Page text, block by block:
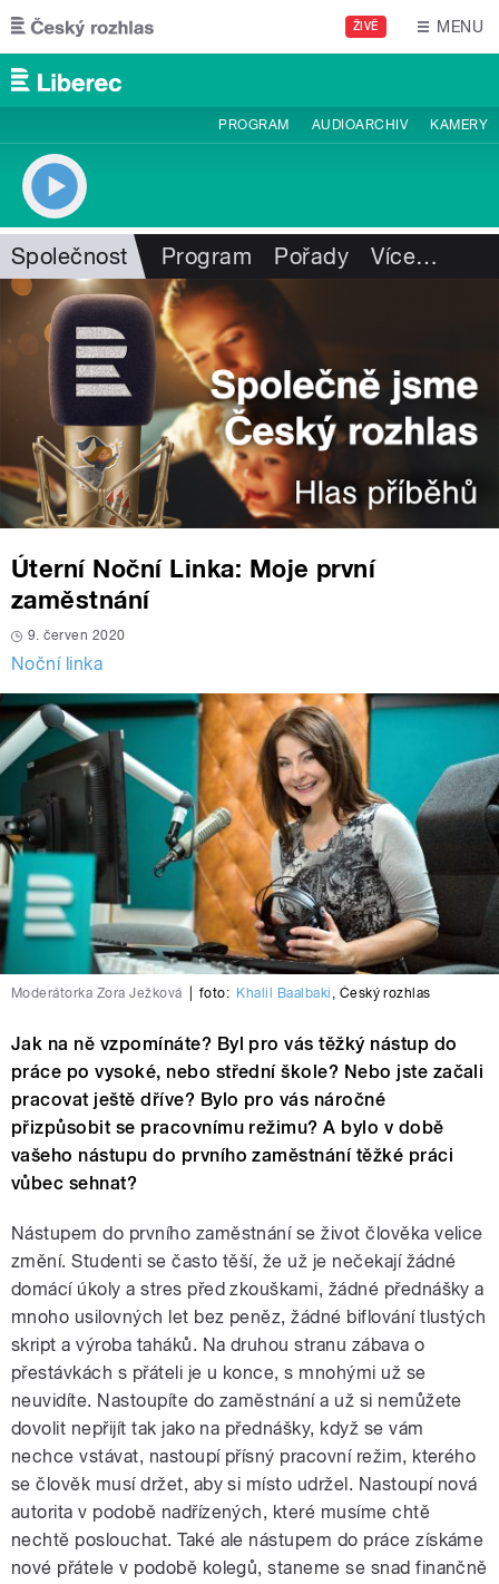
Přejít k hlavnímu obsahu
ŽIVĚ MENU
PROGRAM AUDIOARCHIV KAMERY
Společnost Program Pořady Více…
Úterní Noční Linka: Moje první
zaměstnání
9. červen 2020
Noční linka
Moderátorka Zora Ježková foto: Khalil Baalbaki , Český rozhlas
Jak na ně vzpomínáte? Byl pro vás těžký nástup do
práce po vysoké, nebo střední škole? Nebo jste začali
pracovat ještě dříve? Bylo pro vás náročné
přizpůsobit se pracovnímu režimu? A bylo v době
vašeho nástupu do prvního zaměstnání těžké práci
vůbec sehnat?
Nástupem do prvního zaměstnání se život člověka velice
změní. Studenti se často těší, že už je nečekají žádné
domácí úkoly a stres před zkouškami, žádné přednášky a
mnoho usilovných let bez peněz, žádné biflování tlustých
skript a výroba taháků. Na druhou stranu zábava o
přestávkách s přáteli je u konce, s mnohými už se
neuvidíte. Nastoupíte do zaměstnání a už si nemůžete
dovolit nepřijít tak jako na přednášky, když se vám
nechce vstávat, nastoupí přísný pracovní režim, kterého
se člověk musí držet, aby si místo udržel. Nastoupí nová
autorita v podobě nadřízených, které musíme chtě
nechtě poslouchat. Také ale nástupem do práce získáme
nové přátele v podobě kolegů, staneme se snad finančně